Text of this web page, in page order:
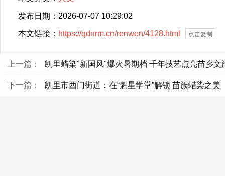
发布日期：2026-07-07 10:29:02
本文链接： https://qdnrm.cn/renwen/4128.html 点击复制
上一篇： 凯里蜡染"新国风"爆火暑期档 千年技艺点亮苗乡文
下一篇： 凯里市西门街道：在“魁星学堂”解锁 苗族蜡染之美